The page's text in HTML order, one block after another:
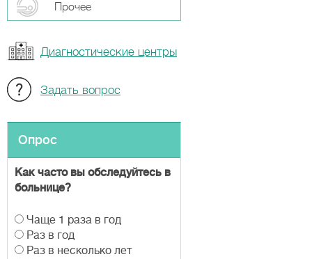
Прочeе
Диагностические центры
Задать вопрос
Опрос
Как часто вы обследуйтесь в
больнице?
В
а
р
Чаще 1 раза в год
Раз в год
Раз в несколько лет